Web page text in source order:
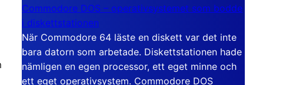
Commodore DOS – operativsystemet som bodde
i diskettstationen
När Commodore 64 läste en diskett var det inte
bara datorn som arbetade. Diskettstationen hade
nämligen en egen processor, ett eget minne och
ett eget operativsystem. Commodore DOS